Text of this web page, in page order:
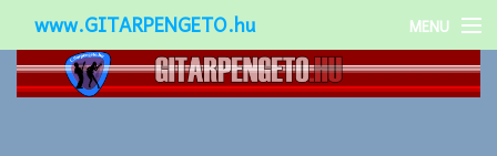
www.GITARPENGETO.hu MENU
Népszerű-